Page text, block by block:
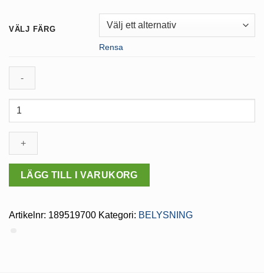
VÄLJ FÄRG
Rensa
Renova
mängd
LÄGG TILL I VARUKORG
Artikelnr: 189519700 Kategori: BELYSNING